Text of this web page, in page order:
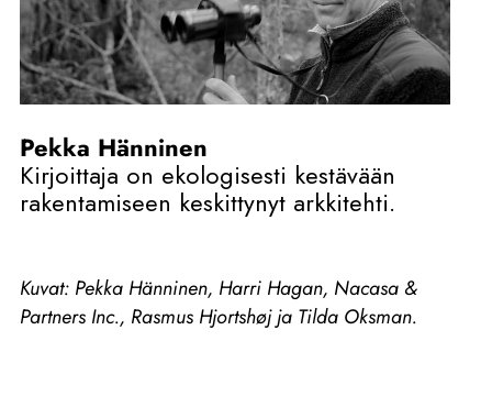
Pekka Hänninen
Kirjoittaja on ekologisesti kestävään
rakentamiseen keskittynyt arkkitehti.
Kuvat: Pekka Hänninen, Harri Hagan, Nacasa &
Partners Inc., Rasmus Hjortshøj ja Tilda Oksman.